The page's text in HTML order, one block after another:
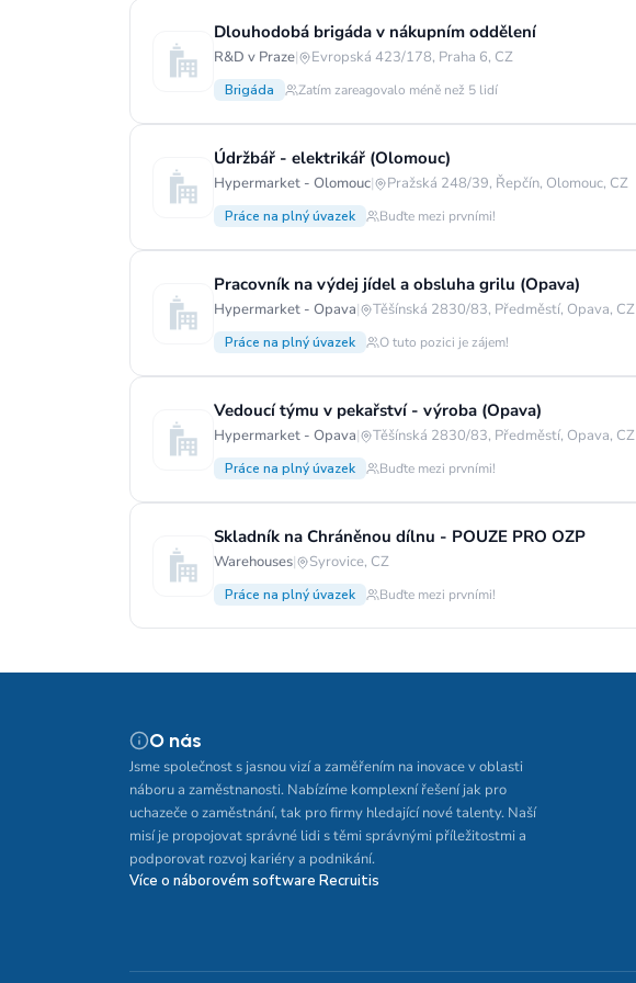
Dlouhodobá brigáda v nákupním oddělení
R&D v Praze| Evropská 423/178, Praha 6, CZ
Brigáda Zatím zareagovalo méně než 5 lidí
Údržbář - elektrikář (Olomouc)
Hypermarket - Olomouc| Pražská 248/39, Řepčín, Olomouc, CZ
Práce na plný úvazek Buďte mezi prvními!
Pracovník na výdej jídel a obsluha grilu (Opava)
Hypermarket - Opava| Těšínská 2830/83, Předměstí, Opava, CZ
Práce na plný úvazek O tuto pozici je zájem!
Vedoucí týmu v pekařství - výroba (Opava)
Hypermarket - Opava| Těšínská 2830/83, Předměstí, Opava, CZ
Práce na plný úvazek Buďte mezi prvními!
Skladník na Chráněnou dílnu - POUZE PRO OZP
Warehouses| Syrovice, CZ
Práce na plný úvazek Buďte mezi prvními!
O nás
Jsme společnost s jasnou vizí a zaměřením na inovace v oblasti
náboru a zaměstnanosti. Nabízíme komplexní řešení jak pro
uchazeče o zaměstnání, tak pro firmy hledající nové talenty. Naší
misí je propojovat správné lidi s těmi správnými příležitostmi a
podporovat rozvoj kariéry a podnikání.
Více o náborovém software Recruitis